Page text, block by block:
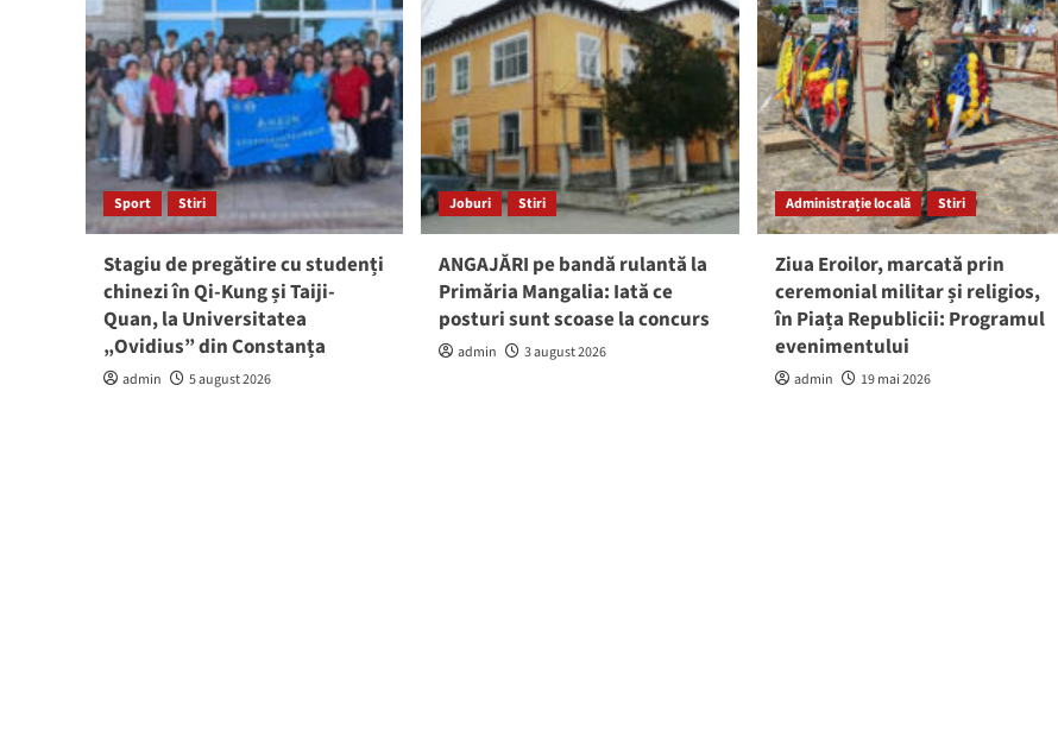
Sport Stiri
Stagiu de pregătire cu studenți
chinezi în Qi-Kung și Taiji-
Quan, la Universitatea
„Ovidius” din Constanța
admin 5 august 2026
Joburi Stiri
ANGAJĂRI pe bandă rulantă la
Primăria Mangalia: Iată ce
posturi sunt scoase la concurs
admin 3 august 2026
Administrație locală Stiri
Ziua Eroilor, marcată prin
ceremonial militar și religios,
în Piața Republicii: Programul
evenimentului
admin 19 mai 2026